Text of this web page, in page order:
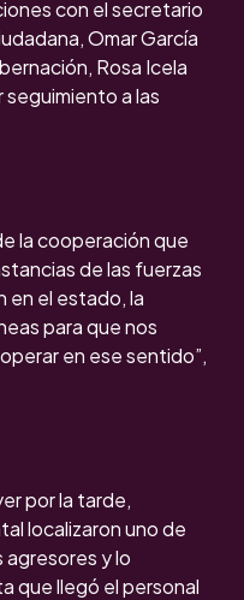
con el secretario
Omar García
Rosa Icela
seguimiento a las
la cooperación que
de las fuerzas
en el estado, la
para que nos
en ese sentido”,
por la tarde,
localizaron uno de
agresores y lo
que llegó el personal